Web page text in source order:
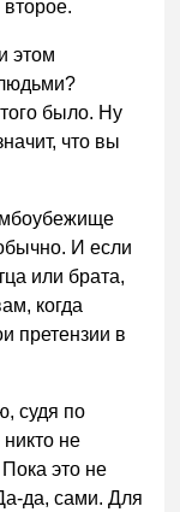
этом
было. Ну
что вы
И если
или брата,
когда
претензии в
судя по
не
Пока это не
да, сами. Для